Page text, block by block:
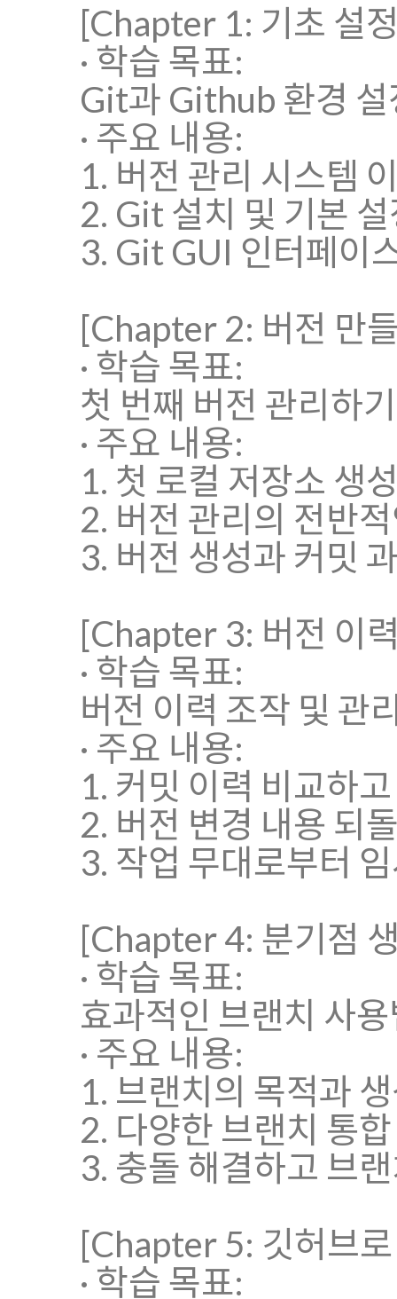
[Chapter 1: 기초 설
· 학습 목표:
Git과 Github 환경 설
· 주요 내용:
1. 버전 관리 시스템
2. Git 설치 및 기본
3. Git GUI 인터페이
[Chapter 2: 버전 만
· 학습 목표:
첫 번째 버전 관리하기
· 주요 내용:
1. 첫 로컬 저장소 생
2. 버전 관리의 전반
3. 버전 생성과 커밋
[Chapter 3: 버전 이
· 학습 목표:
버전 이력 조작 및 관
· 주요 내용:
1. 커밋 이력 비교하
2. 버전 변경 내용 되
3. 작업 무대로부터
[Chapter 4: 분기점
· 학습 목표:
효과적인 브랜치 사
· 주요 내용:
1. 브랜치의 목적과
2. 다양한 브랜치 통
3. 충돌 해결하고 브
[Chapter 5: 깃허브
· 학습 목표: